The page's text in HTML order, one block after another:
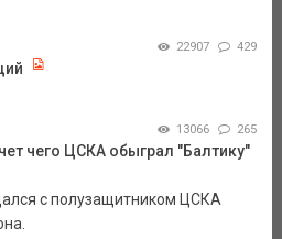
22907 429
13066 265
чего ЦСКА обыграл "Балтику"
с полузащитником ЦСКА